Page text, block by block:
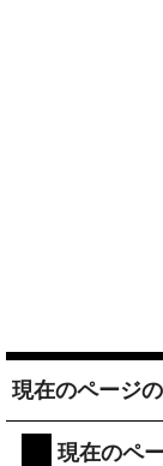
現在のページ
現在のペ